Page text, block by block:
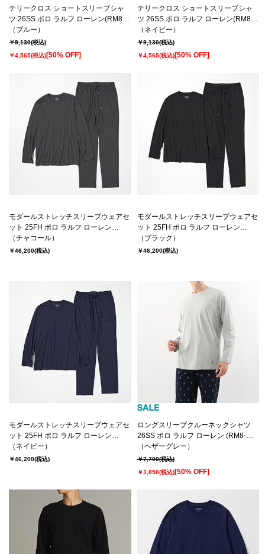
テリークロス ショートスリーブシャ
ツ 26SS ポロ ラルフ ローレン(RM8-
D208）
（ブルー）
￥9,130(税込)
￥4,565(税込)[50% OFF]
テリークロス ショートスリーブシャ
ツ 26SS ポロ ラルフ ローレン(RM8-
D208）
（ネイビー）
￥9,130(税込)
￥4,565(税込)[50% OFF]
モダールストレッチスリープウェアセ
ット 25FH ポロ ラルフ ローレン
LUXURY COLLECTION (RM8-
C601）
（チャコール）
￥46,200(税込)
モダールストレッチスリープウェアセ
ット 25FH ポロ ラルフ ローレン
LUXURY COLLECTION (RM8-
C601）
（ブラック）
￥46,200(税込)
モダールストレッチスリープウェアセ
ット 25FH ポロ ラルフ ローレン
LUXURY COLLECTION (RM8-
C601）
（ネイビー）
￥46,200(税込)
ロングスリーブクルーネックシャツ
26SS ポロ ラルフ ローレン (RM8-
A001）
（ヘザーグレー）
￥7,700(税込)
￥3,850(税込)[50% OFF]